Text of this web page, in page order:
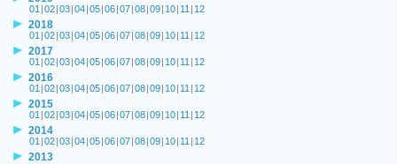
01 |02|03|04|05|06|07|08|09| 10| 11 | 12
2018
01 |02|03|04|05|06|07|08|09| 10| 11 | 12
2017
01 |02|03|04|05|06|07|08|09| 10| 11 | 12
2016
01 |02|03|04|05|06|07|08|09| 10| 11 | 12
2015
01 |02|03|04|05|06|07|08|09| 10| 11 | 12
2014
01 |02|03|04|05|06|07|08|09| 10| 11 | 12
2013